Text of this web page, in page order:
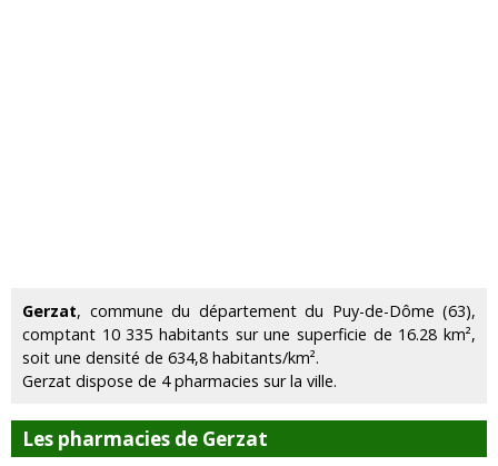
Gerzat, commune du département du Puy-de-Dôme (63),
comptant 10 335 habitants sur une superficie de 16.28 km²,
soit une densité de 634,8 habitants/km².
Gerzat dispose de 4 pharmacies sur la ville.
Les pharmacies de Gerzat